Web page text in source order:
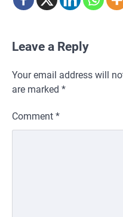
Leave a Reply
Your email address will
are marked *
Comment *